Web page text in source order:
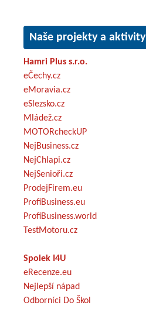
Naše projekty a aktivity
Hamri Plus s.r.o.
eČechy.cz
eMoravia.cz
eSlezsko.cz
Mládež.cz
MOTORcheckUP
NejBusiness.cz
NejChlapi.cz
NejSenioři.cz
ProdejFirem.eu
ProfiBusiness.eu
ProfiBusiness.world
TestMotoru.cz
Spolek I4U
eRecenze.eu
Nejlepší nápad
Odborníci Do Škol